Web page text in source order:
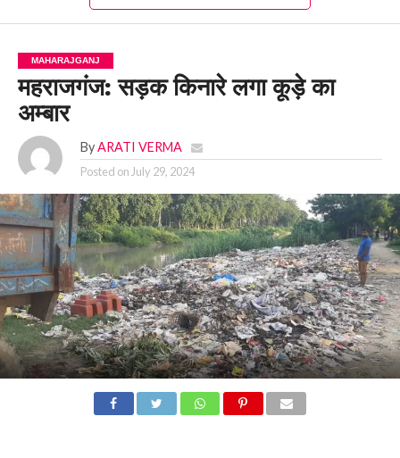
MAHARAJGANJ
महराजगंज: सड़क किनारे लगा कूड़े का
अम्बार
By ARATI VERMA
Posted onJuly 29, 2024